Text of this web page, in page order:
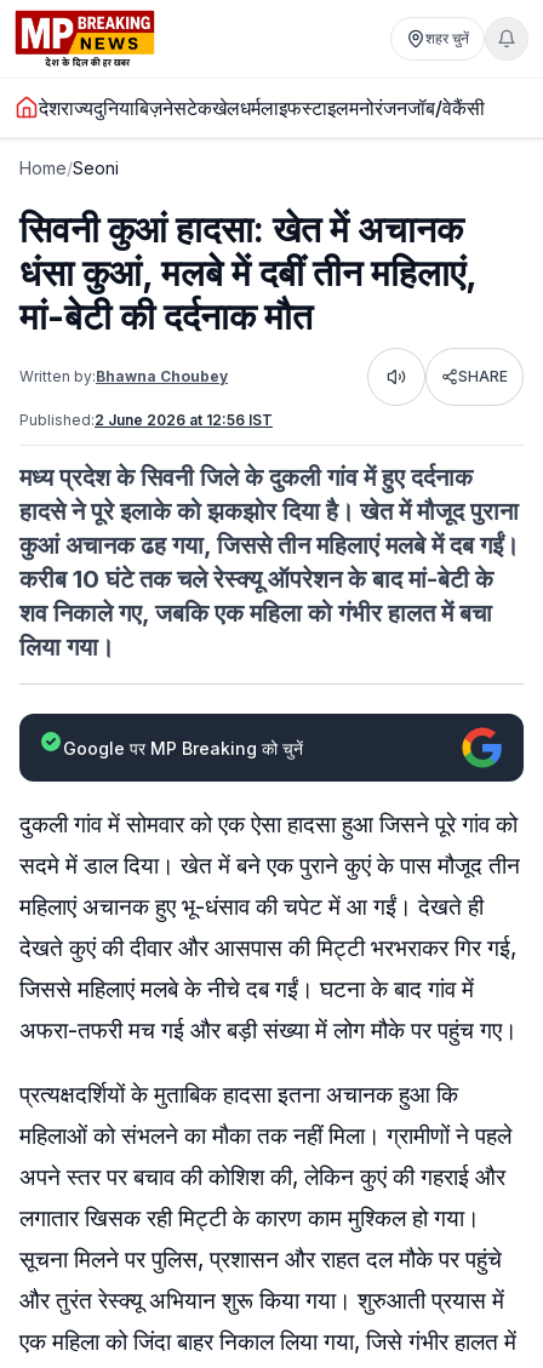
शहर चुनें
देशराज्यदुनियाबिज़नेसटेकखेलधर्मलाइफस्टाइलमनोरंजनजॉब/वेकैंसी
Home/Seoni
सिवनी कुआं हादसा: खेत में अचानक
धंसा कुआं, मलबे में दबीं तीन महिलाएं,
मां-बेटी की दर्दनाक मौत
Written by:Bhawna Choubey Listen SHARE
Published:2 June 2026 at 12:56 IST
मध्य प्रदेश के सिवनी जिले के दुकली गांव में हुए दर्दनाक
हादसे ने पूरे इलाके को झकझोर दिया है। खेत में मौजूद पुराना
कुआं अचानक ढह गया, जिससे तीन महिलाएं मलबे में दब गईं।
करीब 10 घंटे तक चले रेस्क्यू ऑपरेशन के बाद मां-बेटी के
शव निकाले गए, जबकि एक महिला को गंभीर हालत में बचा
लिया गया।
Google पर MP Breaking को चुनें
दुकली गांव में सोमवार को एक ऐसा हादसा हुआ जिसने पूरे गांव को
सदमे में डाल दिया। खेत में बने एक पुराने कुएं के पास मौजूद तीन
महिलाएं अचानक हुए भू-धंसाव की चपेट में आ गईं। देखते ही
देखते कुएं की दीवार और आसपास की मिट्टी भरभराकर गिर गई,
जिससे महिलाएं मलबे के नीचे दब गईं। घटना के बाद गांव में
अफरा-तफरी मच गई और बड़ी संख्या में लोग मौके पर पहुंच गए।
प्रत्यक्षदर्शियों के मुताबिक हादसा इतना अचानक हुआ कि
महिलाओं को संभलने का मौका तक नहीं मिला। ग्रामीणों ने पहले
अपने स्तर पर बचाव की कोशिश की, लेकिन कुएं की गहराई और
लगातार खिसक रही मिट्टी के कारण काम मुश्किल हो गया।
सूचना मिलने पर पुलिस, प्रशासन और राहत दल मौके पर पहुंचे
और तुरंत रेस्क्यू अभियान शुरू किया गया। शुरुआती प्रयास में
एक महिला को जिंदा बाहर निकाल लिया गया, जिसे गंभीर हालत में